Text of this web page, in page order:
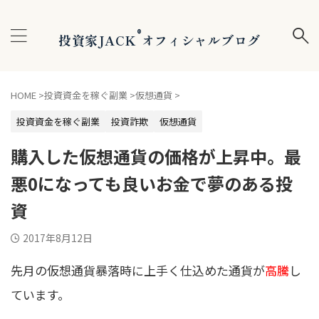
投資家JACK®オフィシャルブログ
HOME >投資資金を稼ぐ副業 >仮想通貨 >
投資資金を稼ぐ副業
投資詐欺 仮想通貨
購入した仮想通貨の価格が上昇中。最
悪0になっても良いお金で夢のある投
資
2017年8月12日
先月の仮想通貨暴落時に上手く仕込めた通貨が高騰し
ています。